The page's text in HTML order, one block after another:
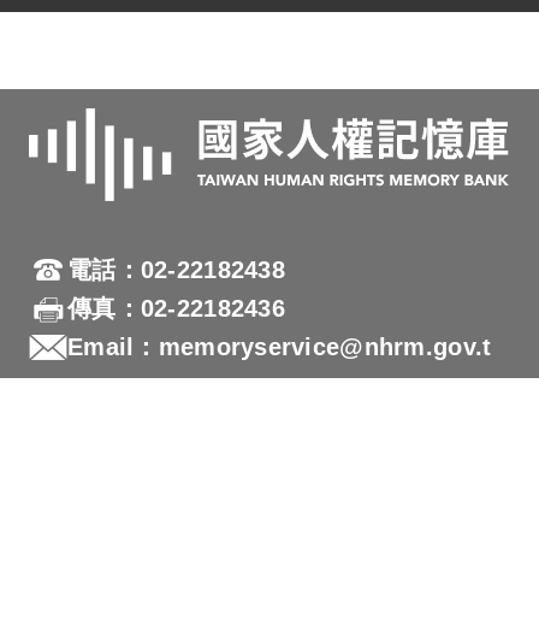
電話：02-22182438
傳真：02-22182436
Email：memoryservice@nhrm.gov.t
w